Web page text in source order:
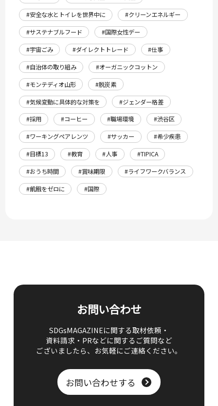
#安全な水とトイレを世界中に
#クリーンエネルギー
#サステナブルフード
#国際女性デー
#宇宙ごみ
#ダイレクトトレード
#仕事
#自治体の取り組み
#オーガニックコットン
#モンテディオ山形
#脱炭素
#気候変動に具体的な対策を
#ジェンダー格差
#採用
#コーヒー #職場環境
#渋谷区
#ワーキングペアレンツ
#サッカー
#希少疾患
#目標13
#教育 #人事
#TIPICA
#おうち時間
#賞味期限
#ライフワークバランス
#飢餓をゼロに
#国際
お問い合わせ
SDGsMAGAZINEに関する取材依頼・
資料請求・PRなどに関するご質問など
ございましたら、 お気軽にご連絡ください。
お問い合わせする